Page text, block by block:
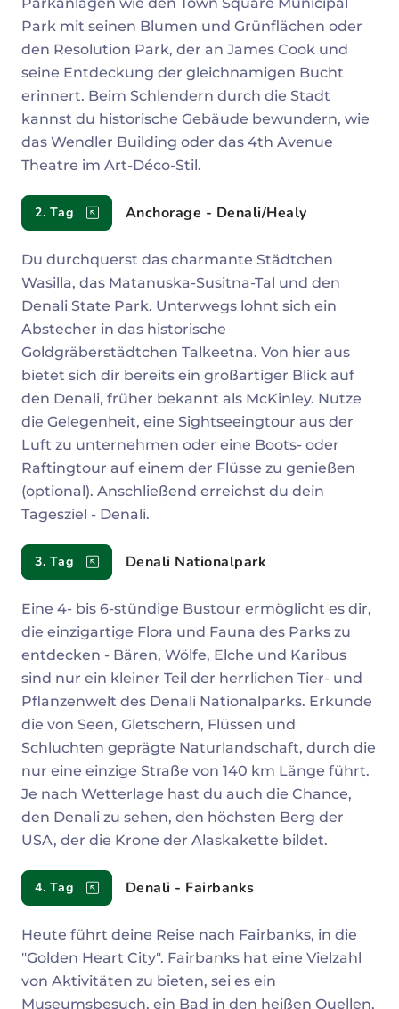
Park mit seinen Blumen und Grünflächen oder
den Resolution Park, der an James Cook und
seine Entdeckung der gleichnamigen Bucht
erinnert. Beim Schlendern durch die Stadt
kannst du historische Gebäude bewundern, wie
das Wendler Building oder das 4th Avenue
Theatre im Art-Déco-Stil.
2. Tag Anchorage - Denali/Healy
Du durchquerst das charmante Städtchen
Wasilla, das Matanuska-Susitna-Tal und den
Denali State Park. Unterwegs lohnt sich ein
Abstecher in das historische
Goldgräberstädtchen Talkeetna. Von hier aus
bietet sich dir bereits ein großartiger Blick auf
den Denali, früher bekannt als McKinley. Nutze
die Gelegenheit, eine Sightseeingtour aus der
Luft zu unternehmen oder eine Boots- oder
Raftingtour auf einem der Flüsse zu genießen
(optional). Anschließend erreichst du dein
Tagesziel - Denali.
3. Tag Denali Nationalpark
Eine 4- bis 6-stündige Bustour ermöglicht es dir,
die einzigartige Flora und Fauna des Parks zu
entdecken - Bären, Wölfe, Elche und Karibus
sind nur ein kleiner Teil der herrlichen Tier- und
Pflanzenwelt des Denali Nationalparks. Erkunde
die von Seen, Gletschern, Flüssen und
Schluchten geprägte Naturlandschaft, durch die
nur eine einzige Straße von 140 km Länge führt.
Je nach Wetterlage hast du auch die Chance,
den Denali zu sehen, den höchsten Berg der
USA, der die Krone der Alaskakette bildet.
4. Tag Denali - Fairbanks
Heute führt deine Reise nach Fairbanks, in die
"Golden Heart City". Fairbanks hat eine Vielzahl
von Aktivitäten zu bieten, sei es ein
Museumsbesuch, ein Bad in den heißen Quellen,